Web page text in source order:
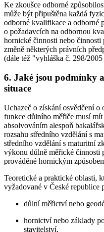
Ke zkoušce odborné
může být připuštěna každá
odborné kvalifikace a odborné
o požadavcích na odbornou
hornické činnosti nebo činnosti
změně některých právních
(dále též "vyhláška č. 298/
6. Jaké jsou podmínky
situace
Uchazeč o získání osvědčení
funkce důlního měřiče musí
absolvováním alespoň
rozsahu středního vzdělání s
středního vzdělání s maturitní
výkonu důlně měřické činnosti
prováděné hornickým
Teoretické a praktické oblasti,
vyžadované v České republice
důlní měřictví nebo
hornictví nebo základy
stavitelství,